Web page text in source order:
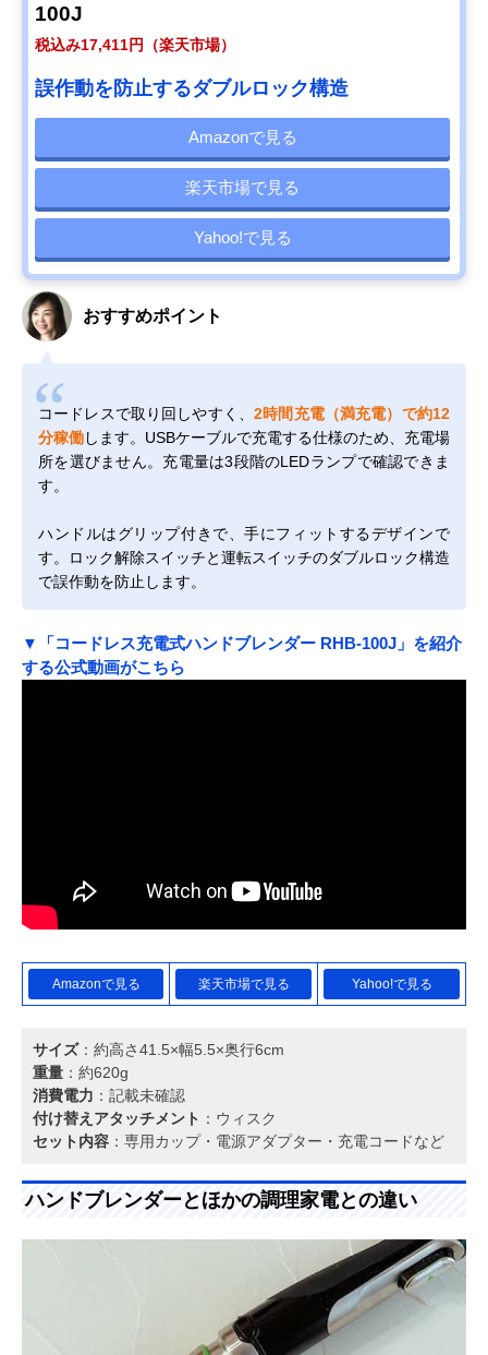
100J
税込み17,411円（楽天市場）
誤作動を防止するダブルロック構造
Amazonで見る
楽天市場で見る
Yahoo!で見る
おすすめポイント
コードレスで取り回しやすく、2時間充電（満充電）で約12
分稼働します。USBケーブルで充電する仕様のため、充電場
所を選びません。充電量は3段階のLEDランプで確認できま
す。
ハンドルはグリップ付きで、手にフィットするデザインで
す。ロック解除スイッチと運転スイッチのダブルロック構造
で誤作動を防止します。
▼「コードレス充電式ハンドブレンダー RHB-100J」を紹介
する公式動画がこちら
Amazonで見る 楽天市場で見る Yahoo!で見る
サイズ：約高さ41.5×幅5.5×奥行6cm
重量 ：約620g
消費電力 ：記載未確認
付け替えアタッチメント ：ウィスク
セット内容 ：専用カップ・電源アダプター・充電コードなど
ハンドブレンダーとほかの調理家電との違い